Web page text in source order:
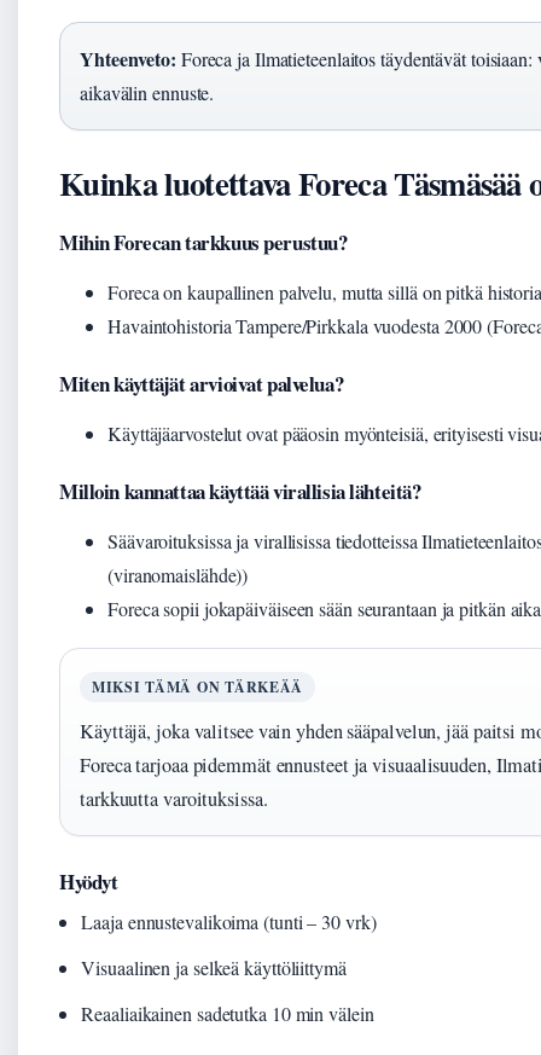
Yhteenveto: Foreca ja Ilmatieteenlaitos täydentävät
aikavälin ennuste.
Kuinka luotettava Foreca Täsmäsää
Mihin Forecan tarkkuus perustuu?
Foreca on kaupallinen palvelu, mutta sillä on pitkä
Havaintohistoria Tampere/Pirkkala vuodesta 2000
Miten käyttäjät arvioivat palvelua?
Käyttäjäarvostelut ovat pääosin myönteisiä, erityisesti
Milloin kannattaa käyttää virallisia lähteitä?
Säävaroituksissa ja virallisissa tiedotteissa
(viranomaislähde))
Foreca sopii jokapäiväiseen sään seurantaan ja pitkän
MIKSI TÄMÄ ON TÄRKEÄÄ
Käyttäjä, joka valitsee vain yhden sääpalvelun, jää paitsi
Foreca tarjoaa pidemmät ennusteet ja visuaalisuuden,
tarkkuutta varoituksissa.
Hyödyt
Laaja ennustevalikoima (tunti – 30 vrk)
Visuaalinen ja selkeä käyttöliittymä
Reaaliaikainen sadetutka 10 min välein